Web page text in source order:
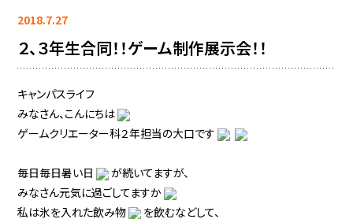
2018.7.27
２、３年生合同！！ゲーム制作展示会！！
キャンパスライフ
みなさん、こんにちは
ゲームクリエーター科２年担当の大口です
毎日毎日暑い日
が続いてますが、
みなさん元気に過ごしてますか
私は氷を入れた飲み物
を飲むなどして、